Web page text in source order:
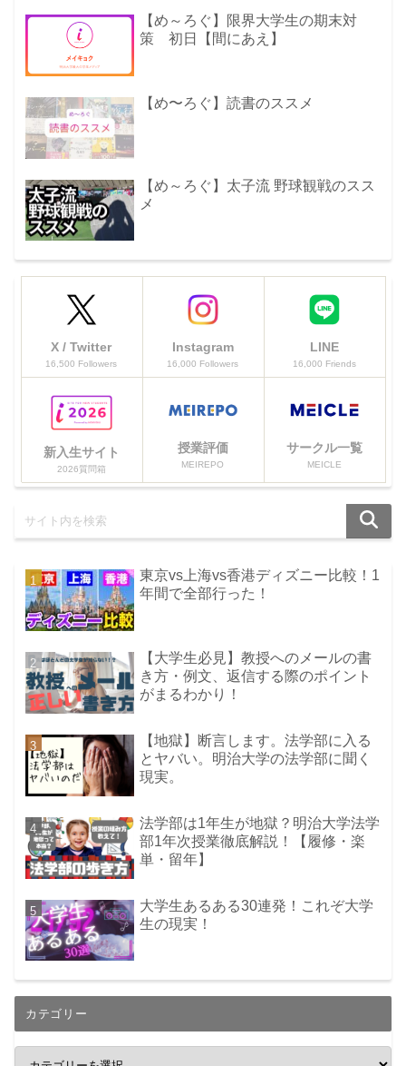
【め～ろぐ】限界大学生の期末対
策 初日【間にあえ】
【め〜ろぐ】読書のススメ
【め～ろぐ】太子流 野球観戦のスス
メ
X / Twitter
16,500 Followers
Instagram
16,000 Followers
LINE
16,000 Friends
新入生サイト
2026質問箱
授業評価
MEIREPO
サークル一覧
MEICLE
東京vs上海vs香港ディズニー比較！1
年間で全部行った！
【大学生必見】教授へのメールの書
き方・例文、返信する際のポイント
がまるわかり！
【地獄】断言します。法学部に入る
とヤバい。明治大学の法学部に聞く
現実。
法学部は1年生が地獄？明治大学法学
部1年次授業徹底解説！【履修・楽
単・留年】
大学生あるある30連発！これぞ大学
生の現実！
カテゴリー